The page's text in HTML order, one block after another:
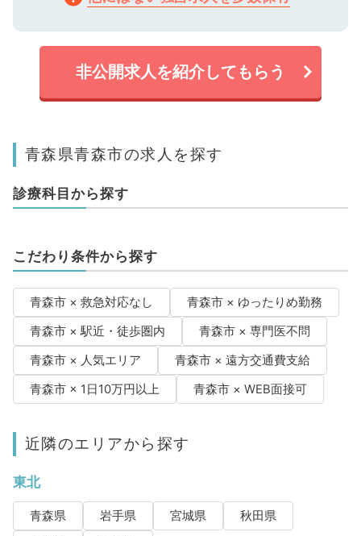
非公開求人を紹介してもらう
青森県青森市の求人を探す
診療科目から探す
こだわり条件から探す
青森市 × 救急対応なし
青森市 × ゆったりめ勤務
青森市 × 駅近・徒歩圏内
青森市 × 専門医不問
青森市 × 人気エリア
青森市 × 遠方交通費支給
青森市 × 1日10万円以上
青森市 × WEB面接可
近隣のエリアから探す
東北
青森県 岩手県 宮城県
秋田県